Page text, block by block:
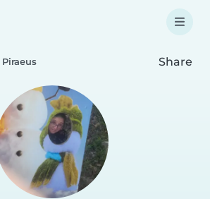
Share